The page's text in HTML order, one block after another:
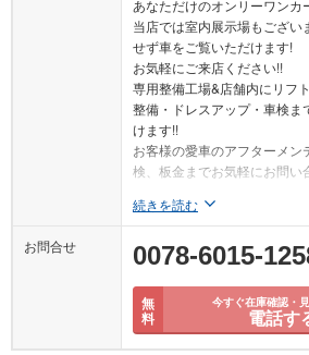
あなただけのオンリーワンカ
当店では室内展示場もござい
せず車をご覧いただけます!
お気軽にご来店ください!!
専用整備工場&店舗内にリフ
整備・ドレスアップ・車検ま
けます!!
お客様の愛車のアフターメ
検、板金までお気軽にお問い
続きを読む
お問合せ 0078-6015-
無
料
今すぐ在庫確認・
電話す